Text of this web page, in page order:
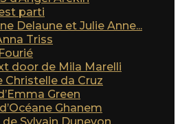
parti
Delaune et Julie Anne...
Triss
door de Mila Marelli
Christelle da Cruz
Green
Ghanem